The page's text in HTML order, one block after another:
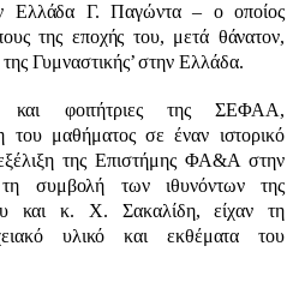
Ελλάδα Γ. Παγώντα – ο οποίος
της εποχής του, μετά θάνατον,
Γυμναστικής’ στην Ελλάδα.
και φοιτήτριες της ΣΕΦΑΑ,
του μαθήματος σε έναν ιστορικό
της Επιστήμης ΦΑ&Α στην
συμβολή των ιθυνόντων της
και κ. Χ. Σακαλίδη, είχαν τη
υλικό και εκθέματα του